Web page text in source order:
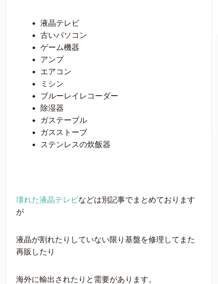
液晶テレビ
古いパソコン
ゲーム機器
アンプ
エアコン
ミシン
ブルーレイレコーダー
除湿器
ガステーブル
ガスストーブ
ステンレスの炊飯器
壊れた液晶テレビなどは別記事でまとめております
が
液晶が割れたりしていない限り基盤を修理してまた
再販したり
海外に輸出されたりと需要があります。